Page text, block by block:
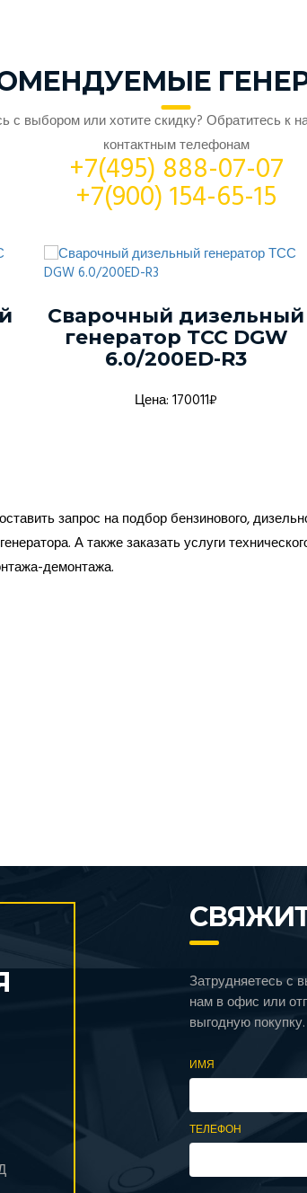
с выбором или хотите скидку? Обратитесь к
контактным телефонам
+7(495) 888-07-07
+7(900) 154-65-15
Сварочный дизельный
генератор ТСС DGW
6.0/200ED-R3
Цена: 170011₽
запрос на подбор бензинового,
А также заказать услуги
демонтажа.
Затрудняетесь с
нам в офис или
выгодную покупку.
ИМЯ
ТЕЛЕФОН